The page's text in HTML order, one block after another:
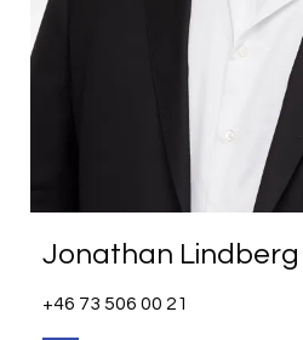
Jonathan Lindberg
+46 73 506 00 21